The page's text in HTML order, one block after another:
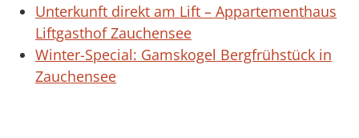
Unterkunft direkt am Lift – Appartementhaus
Liftgasthof Zauchensee
Winter-Special: Gamskogel Bergfrühstück in
Zauchensee